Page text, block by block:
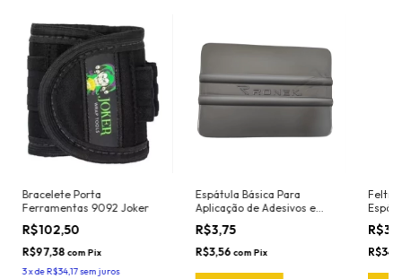
Bracelete Porta
Ferramentas 9092 Joker
R$102,50
R$97,38 com Pix
3xdeR$34,17sem juros
Espátula Básica Para
Aplicação de Adesivos e
Insulfilm Largura 10cm
Marca Ronek Ref. 3033P
Cor: Prata (Nylon -
Resistente ao calor)
R$3,75
R$3,56 com Pix
Feltro